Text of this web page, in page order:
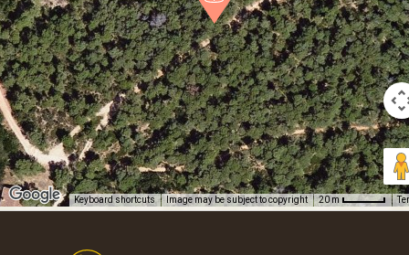
Keyboard shortcuts Image may be subject to copyright 20 m